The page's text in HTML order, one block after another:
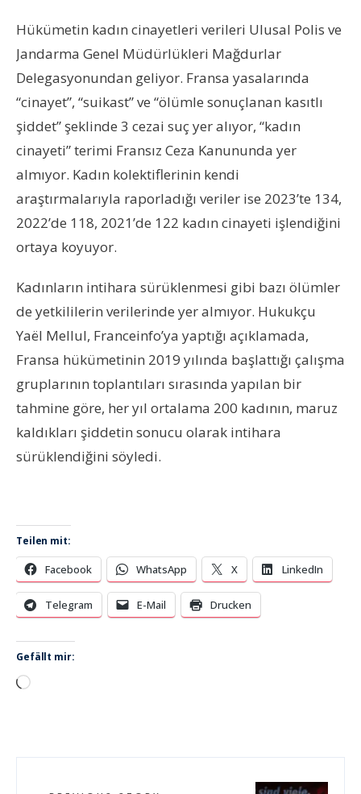
Hükümetin kadın cinayetleri verileri Ulusal Polis ve
Jandarma Genel Müdürlükleri Mağdurlar
Delegasyonundan geliyor. Fransa yasalarında
“cinayet”, “suikast” ve “ölümle sonuçlanan kasıtlı
şiddet” şeklinde 3 cezai suç yer alıyor, “kadın
cinayeti” terimi Fransız Ceza Kanununda yer
almıyor. Kadın kolektiflerinin kendi
araştırmalarıyla raporladığı veriler ise 2023’te 134,
2022’de 118, 2021’de 122 kadın cinayeti işlendiğini
ortaya koyuyor.
Kadınların intihara sürüklenmesi gibi bazı ölümler
de yetkililerin verilerinde yer almıyor. Hukukçu
Yaël Mellul, Franceinfo’ya yaptığı açıklamada,
Fransa hükümetinin 2019 yılında başlattığı çalışma
gruplarının toplantıları sırasında yapılan bir
tahmine göre, her yıl ortalama 200 kadının, maruz
kaldıkları şiddetin sonucu olarak intihara
sürüklendiğini söyledi.
Teilen mit:
Facebook WhatsApp X LinkedIn
Telegram E-Mail Drucken
Gefällt mir:
Wird